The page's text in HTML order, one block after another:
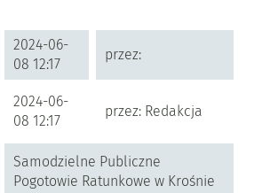
2024-06-
08 12:17
przez:
2024-06-
08 12:17
przez: Redakcja
Samodzielne Publiczne
Pogotowie Ratunkowe w Krośnie